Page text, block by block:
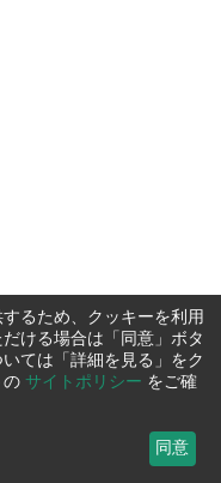
るため、クッキーを利用
ける場合は「同意」ボタ
ては「詳細を見る」をク
の サイトポリシー をご確
同意